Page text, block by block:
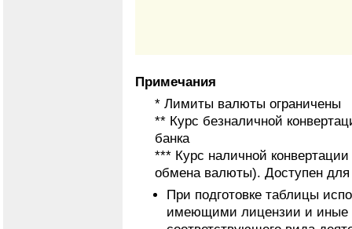
Примечания
* Лимиты валюты ограничены
** Курс безналичной
банка
*** Курс наличной
обмена валюты). Доступен для
При подготовке таблицы
имеющими лицензии и иные